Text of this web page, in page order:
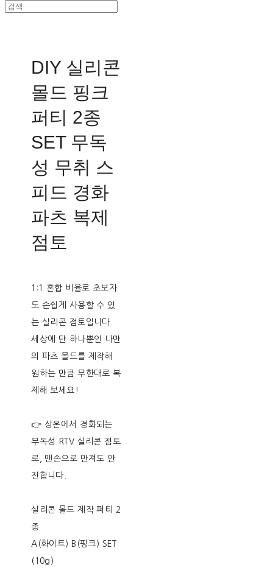
DIY 실리콘
몰드 핑크
퍼티 2종
SET 무독
성 무취 스
피드 경화
파츠 복제
점토
1:1 혼합 비율로 초보자
도 손쉽게 사용할 수 있
는 실리콘 점토입니다.
세상에 단 하나뿐인 나만
의 파츠 몰드를 제작해
원하는 만큼 무한대로 복
제해 보세요!
👉 상온에서 경화되는
무독성 RTV 실리콘 점토
로, 맨손으로 만져도 안
전합니다.
실리콘 몰드 제작 퍼티 2
종
A(화이트) B(핑크) SET
(10g)